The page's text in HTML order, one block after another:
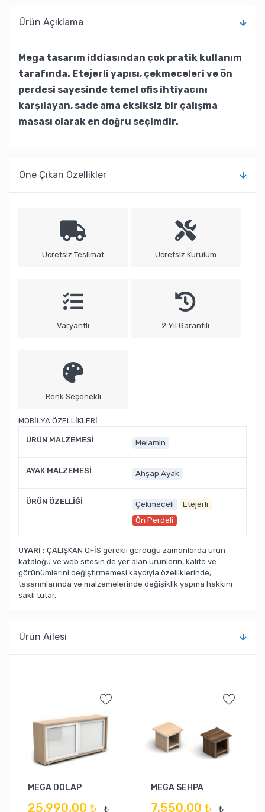
Ürün Açıklama
Mega tasarım iddiasından çok pratik kullanım
tarafında. Etejerli yapısı, çekmeceleri ve ön
perdesi sayesinde temel ofis ihtiyacını
karşılayan, sade ama eksiksiz bir çalışma
masası olarak en doğru seçimdir.
Öne Çıkan Özellikler
Ücretsiz Teslimat Ücretsiz Kurulum
Varyantlı 2 Yıl Garantili
Renk Seçenekli
MOBİLYA ÖZELLİKLERİ
ÜRÜN MALZEMESİ Melamin
AYAK MALZEMESİ Ahşap Ayak
ÜRÜN ÖZELLİĞİ Çekmeceli
Etejerli
Ön Perdeli
UYARI : ÇALIŞKAN OFİS gerekli gördüğü zamanlarda ürün
kataloğu ve web sitesin de yer alan ürünlerin, kalite ve
görünümlerini değiştirmemesi kaydıyla özelliklerinde,
tasarımlarında ve malzemelerinde değişiklik yapma hakkını
saklı tutar.
Ürün Ailesi
MEGA DOLAP
25.990,00 ₺ ₺
MEGA SEHPA
7.550,00 ₺ ₺